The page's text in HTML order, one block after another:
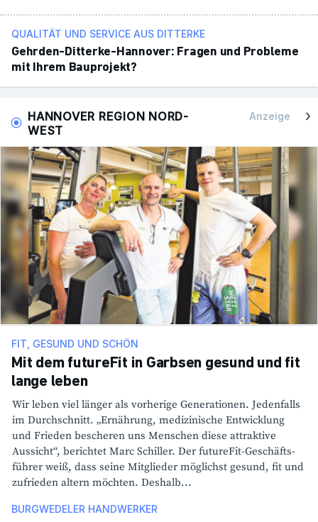
QUALITÄT UND SERVICE AUS DITTERKE
Gehrden-Ditterke-Hannover: Fragen und Probleme
mit Ihrem Baupro­jekt?
HANNOVER REGION NORD-
WEST
Anzeige
FIT, GESUND UND SCHÖN
Mit dem futureFit in Garbsen gesund und fit
lange leben
Wir leben viel länger als vorhe­rige Gene­ra­tionen. Jeden­falls
im Durch­schnitt. „Ernäh­rung, medi­zi­ni­sche Entwick­lung
und Frieden bescheren uns Menschen diese attrak­tive
Aussicht“, berichtet Marc Schiller. Der futureFit-Geschäfts­
führer weiß, dass seine Mitglieder möglichst gesund, fit und
zufrieden altern möchten. Deshalb...
BURGWEDELER HANDWERKER